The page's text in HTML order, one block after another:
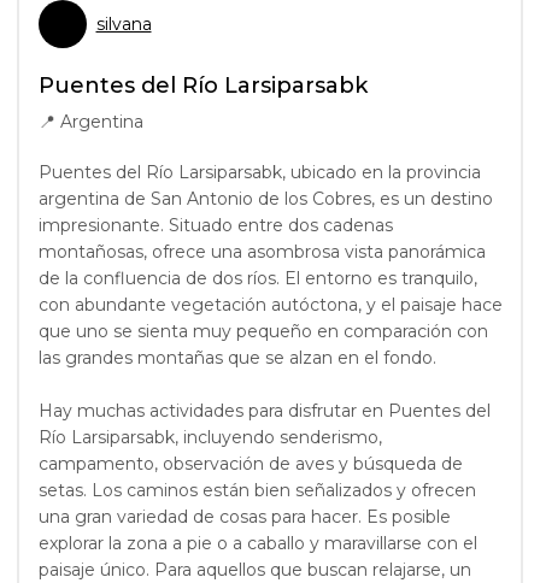
silvana
Puentes del Río Larsiparsabk
📍 Argentina
Puentes del Río Larsiparsabk, ubicado en la provincia
argentina de San Antonio de los Cobres, es un destino
impresionante. Situado entre dos cadenas
montañosas, ofrece una asombrosa vista panorámica
de la confluencia de dos ríos. El entorno es tranquilo,
con abundante vegetación autóctona, y el paisaje hace
que uno se sienta muy pequeño en comparación con
las grandes montañas que se alzan en el fondo.
Hay muchas actividades para disfrutar en Puentes del
Río Larsiparsabk, incluyendo senderismo,
campamento, observación de aves y búsqueda de
setas. Los caminos están bien señalizados y ofrecen
una gran variedad de cosas para hacer. Es posible
explorar la zona a pie o a caballo y maravillarse con el
paisaje único. Para aquellos que buscan relajarse, un